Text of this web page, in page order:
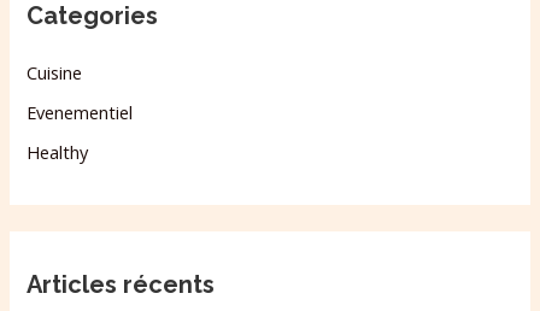
Categories
Cuisine
Evenementiel
Healthy
Articles récents